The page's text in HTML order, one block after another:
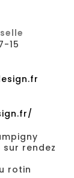
15
rendez
rotin